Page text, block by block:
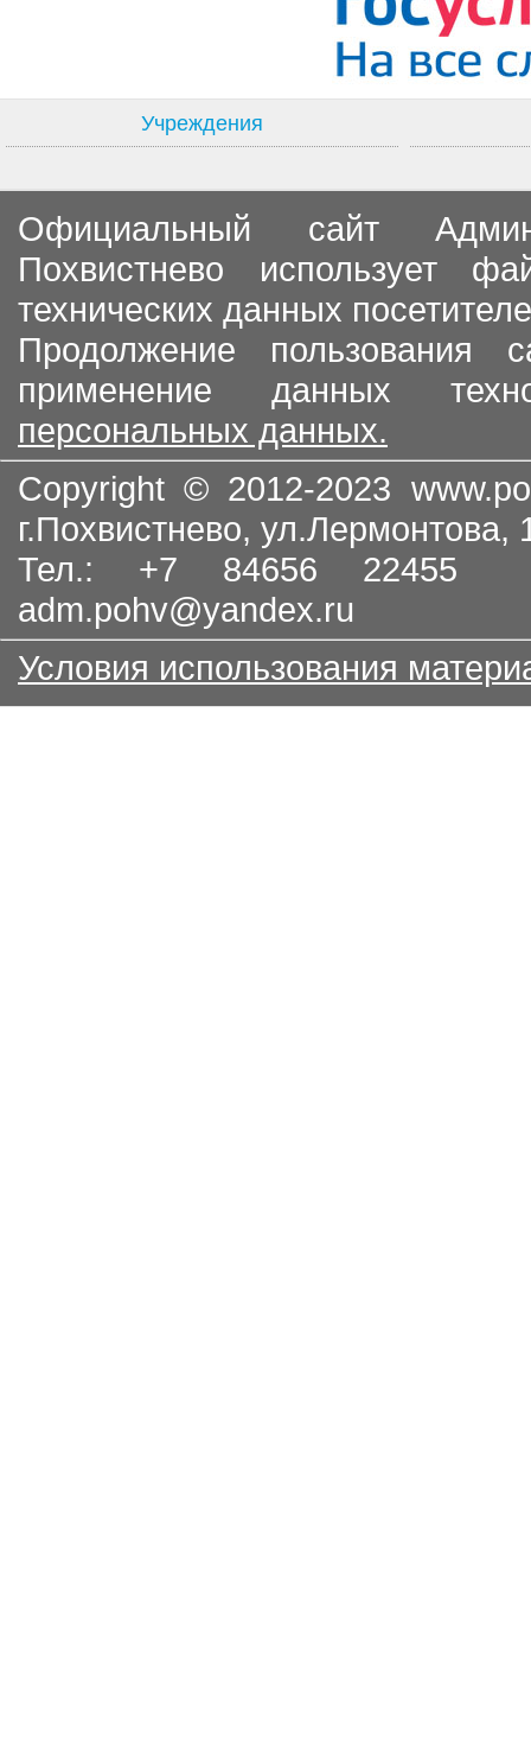
Учреждения
Официальный сайт
Похвистнево использует
технических данных
Продолжение пользования
применение данных
персональных данных.
Copyright © 2012-2023
г.Похвистнево, ул.Лермонтова,
Тел.: +7 84656
adm.pohv@yandex.ru
Условия использования